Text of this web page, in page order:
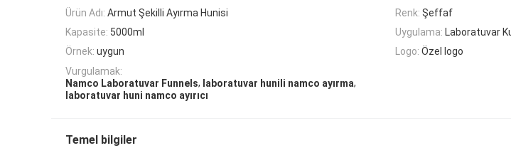
Ürün Adı: Armut Şekilli Ayırma Hunisi Renk: Şeffaf
Kapasite: 5000ml Uygulama: Laboratuvar
Örnek: uygun Logo: Özel logo
Vurgulamak:
Namco Laboratuvar Funnels, laboratuvar hunili namco ayırma,
laboratuvar huni namco ayırıcı
Temel bilgiler